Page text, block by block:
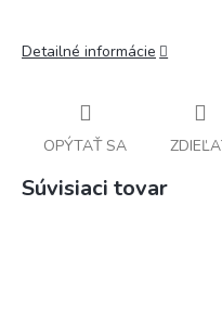
Detailné informácie
OPÝTAŤ SA
Súvisiaci tovar